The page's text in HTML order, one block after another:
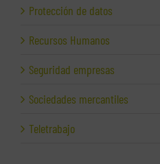
Protección de datos
Recursos Humanos
Seguridad empresas
Sociedades mercantiles
Teletrabajo